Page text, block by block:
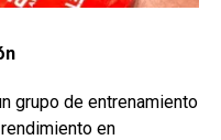
grupo de entrenamiento
en